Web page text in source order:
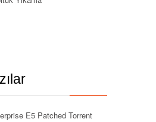
E5 Patched Torrent